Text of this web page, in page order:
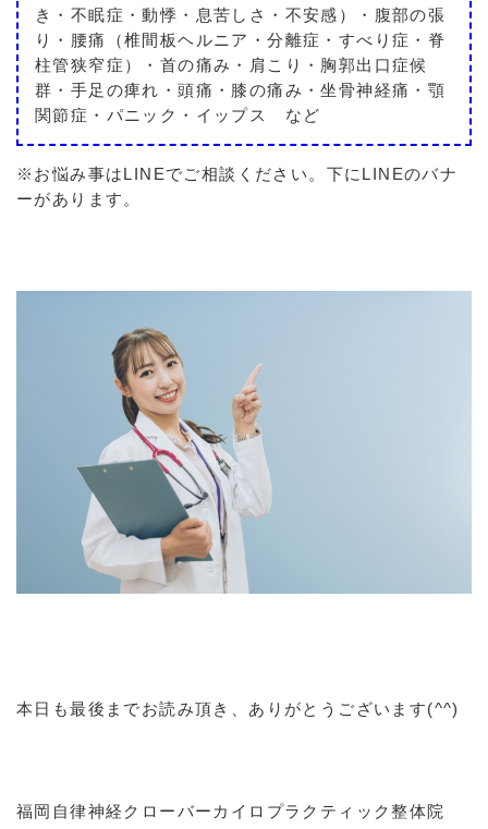
き・不眠症・動悸・息苦しさ・不安感）・腹部の張
り・腰痛（椎間板ヘルニア・分離症・すべり症・脊
柱管狭窄症）・首の痛み・肩こり・胸郭出口症候
群・手足の痺れ・頭痛・膝の痛み・坐骨神経痛・顎
関節症・パニック・イップス など
※お悩み事はLINEでご相談ください。下にLINEのバナ
ーがあります。
本日も最後までお読み頂き、ありがとうございます(^^)
福岡自律神経クローバーカイロプラクティック整体院